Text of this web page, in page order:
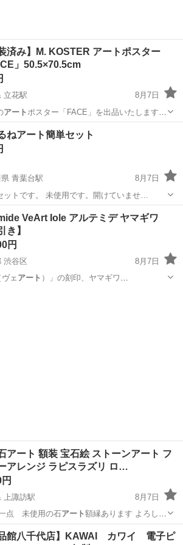
済み】M. KOSTER アートポスター
」50.5×70.5cm
立花駅
8月7日
アート ポスター「FACE」を出品いたします。
駅 インテリア雑貨/小物
ねアート簡単セット
青葉台駅
8月7日
ットです。 未使用です。開けていませ…
VeArt Iole アルテミデ ヤマギワ
き】
円
渋谷区
8月7日
ヴェ アート ）」の刻印、ヤマギワ
アート 額装 宝石絵 ストーンアート フ
アレンジ ラピスラズリ ロ…
上諏訪駅
8月7日
点 未使用の石アート額縁あります よろしか
訪駅 インテリア雑貨/小物
品館八千代店】KAWAI カワイ 電子ピ